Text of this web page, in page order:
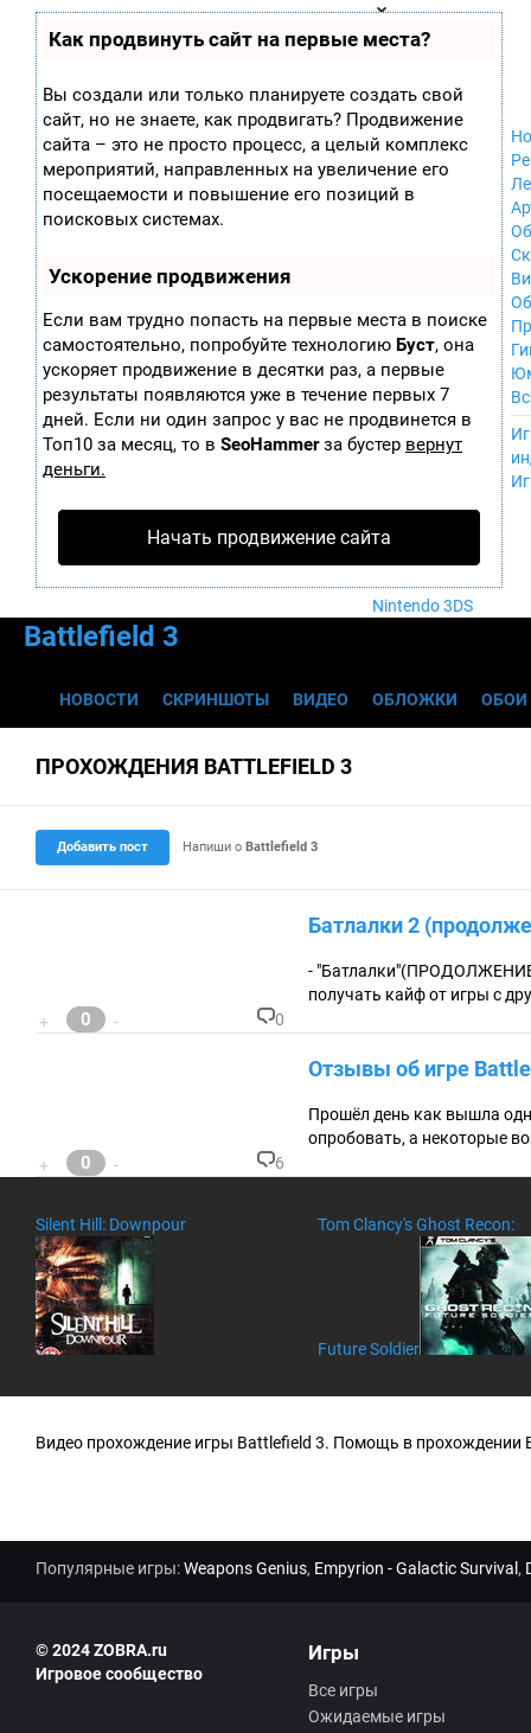
Как продвинуть сайт на первые места?
Вы создали или только планируете создать свой
сайт, но не знаете, как продвигать? Продвижение
сайта – это не просто процесс, а целый комплекс
мероприятий, направленных на увеличение его
посещаемости и повышение его позиций в
поисковых системах.
Ускорение продвижения
Если вам трудно попасть на первые места в поиске
самостоятельно, попробуйте технологию Буст, она
ускоряет продвижение в десятки раз, а первые
результаты появляются уже в течение первых 7
дней. Если ни один запрос у вас не продвинется в
Топ10 за месяц, то в SeoHammerза бустер вернут
деньги.
Начать продвижение сайта
играх
ла
ор
м
ы
Xbox 360
Nintendo Wii
Nintendo
GameCube
PlayStation
PlayStation 2
Portable
Nintendo DS
Android
iOS
MacOS
Sega Mega Drive
Mobile
Nintendo Wii U
Nintendo 3DS
Battlefield 3
НОВОСТИ СКРИНШОТЫ ВИДЕО ОБЛОЖКИ ОБОИ
ПРОХОЖДЕНИЯ BATTLEFIELD 3
Добавить пост Напиши о Battlefield 3
Батлалки 2
- "Батлалки"(ПРОДОЛЖЕНИЕ)
получать кайф от игры с
+
0 -
К
ри
ев
0
Отзывы об игре
Прошёл день как вышла
опробовать, а некоторые
+
0 -
К
6
Silent Hill: Downpour Tom Clancy's Ghost Recon:
Future Soldier
Видео прохождение игры Battlefield 3. Помощь в прохождении
Популярные игры:Weapons Genius, Empyrion - Galactic Survival ,
© 2024 ZOBRA.ru
Игровое сообщество
Игры
Все игры
Ожидаемые игры